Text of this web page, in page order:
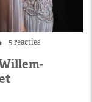
5 reacties